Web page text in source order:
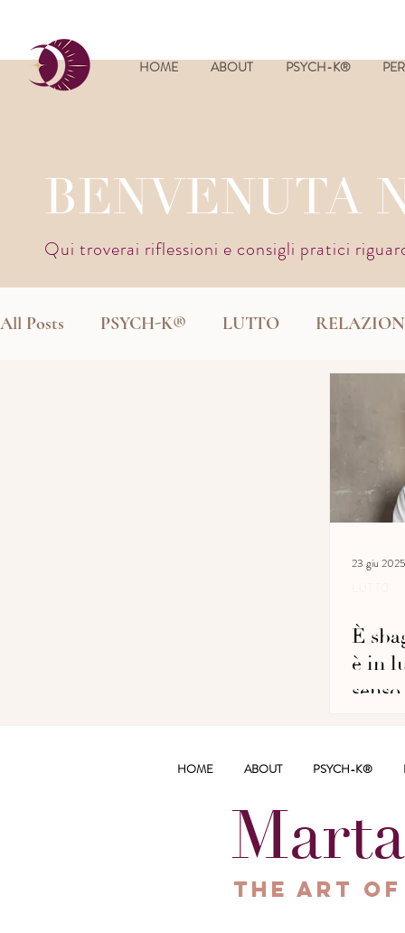
HOME ABOUT PSYCH-K®
BENVENUTA
Qui troverai riflessioni e consigli pratici
All Posts PSYCH-K® LUTTO
23 giu 2025
È
è in
The Art
HOME ABOUT PSYCH-K®